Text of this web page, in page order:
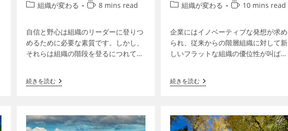
組織が変わる
8 mins read
自信と野心は組織のリーダーに登りつ
めるために必要な素質です。しかし、
それらは組織の階段を登るにつれて、
ゴは「リーダー」になるために必…
続きを読む
組織が変わる
10 mins read
企業にはイノベーティブな発想が求め
られ、従来からの階層組織に対して新
しいフラットな組織の優位性が叫ばれ
う考えは間違えています。ホラク…
続きを読む